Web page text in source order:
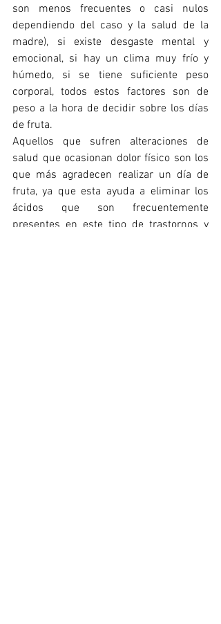
son menos frecuentes o casi nulos
dependiendo del caso y la salud de la
madre), si existe desgaste mental y
emocional, si hay un clima muy frío y
húmedo, si se tiene suficiente peso
corporal, todos estos factores son de
peso a la hora de decidir sobre los días
de fruta.
Aquellos que sufren alteraciones de
salud que ocasionan dolor físico son los
que más agradecen realizar un día de
fruta, ya que esta ayuda a eliminar los
ácidos que son frecuentemente
presentes en este tipo de trastornos y